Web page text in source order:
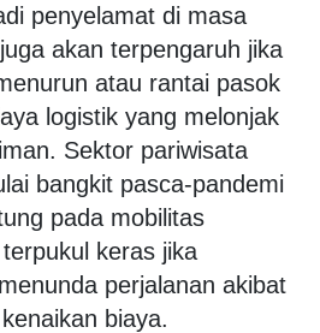
penyelamat di masa
akan terpengaruh jika
atau rantai pasok
logistik yang melonjak
Sektor pariwisata
bangkit pasca-pandemi
pada mobilitas
keras jika
perjalanan akibat
biaya.